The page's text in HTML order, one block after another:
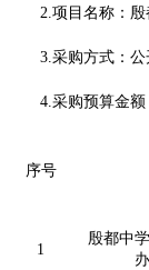
2.项目名称：
3.采购方式：
4.采购预算金额
序号
1
殷都中